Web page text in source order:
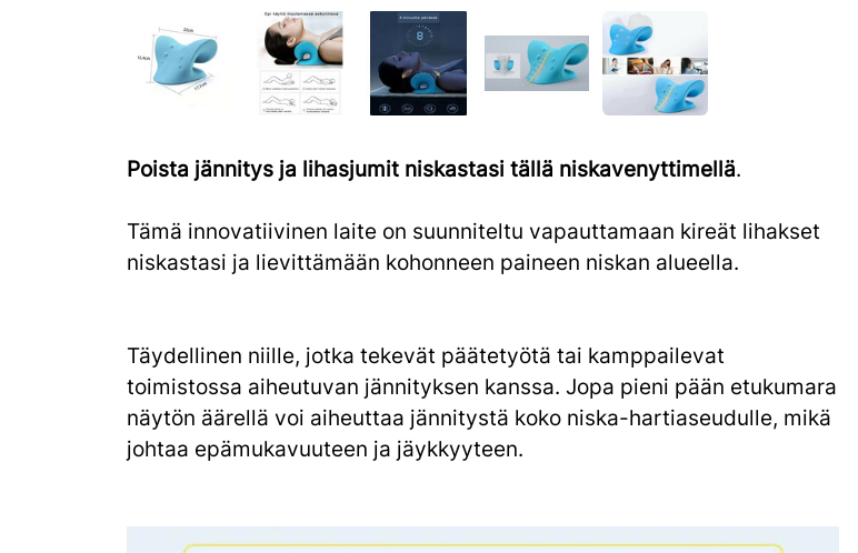
Poista jännitys ja lihasjumit niskastasi tällä niskavenyttimellä.
Tämä innovatiivinen laite on suunniteltu vapauttamaan kireät lihakset
niskastasi ja lievittämään kohonneen paineen niskan alueella.
Täydellinen niille, jotka tekevät päätetyötä tai kamppailevat
toimistossa aiheutuvan jännityksen kanssa. Jopa pieni pään etukumara
näytön äärellä voi aiheuttaa jännitystä koko niska-hartiaseudulle, mikä
johtaa epämukavuuteen ja jäykkyyteen.